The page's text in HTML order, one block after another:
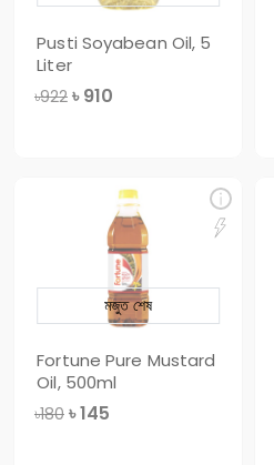
Pusti Soyabean Oil, 5
Liter
৳922 ৳ 910
Fortune Pure Mustard
Oil, 500ml
৳180 ৳145
মজুত শেষ